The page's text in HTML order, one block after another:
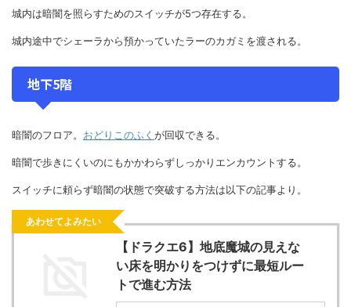
城内は暗闇を照らすためのスイッチが5つ存在する。
城内途中でシェーラから預かっていたラーのカガミを渡される。
地下5階
暗闇のフロア。 おどりこのふく が回収できる。
暗闇で歩きにくいのにもかかわらずしっかりエンカウントする。
スイッチに頼らず暗闇の状態で突破する方法は以下の記事より。
あわせてよみたい
【ドラクエ6】地底魔城の見えな
い床を明かりをつけずに最短ルー
トで進む方法